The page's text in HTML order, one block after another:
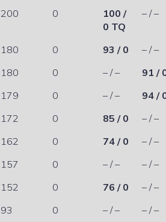
200 0
100 /
0 TQ
– / –
180 0 93 / 0
– / –
180 0 – / –
91 /
179 0 – / –
94 /
172 0 85 / 0
– / –
162 0 74 / 0
– / –
157 0 – / –
– / –
152 0 76 / 0
– / –
93 0 – / –
– / –